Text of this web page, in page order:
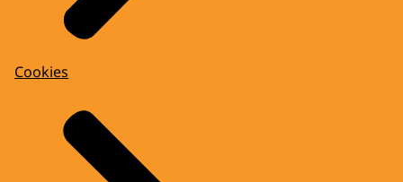
Cookies